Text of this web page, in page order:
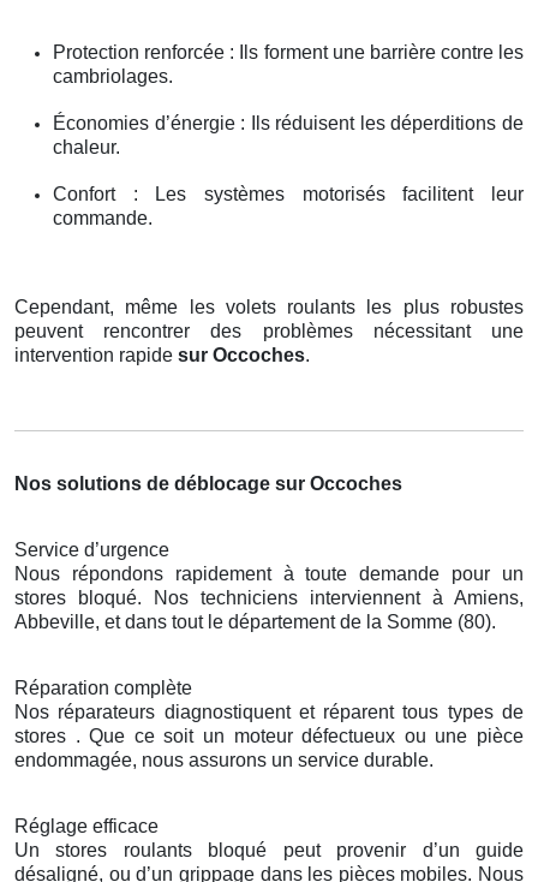
Protection renforcée : Ils forment une barrière contre les
cambriolages.
Économies d’énergie : Ils réduisent les déperditions de
chaleur.
Confort : Les systèmes motorisés facilitent leur
commande.
Cependant, même les volets roulants les plus robustes
peuvent rencontrer des problèmes nécessitant une
intervention rapide sur Occoches.
Nos solutions de déblocage sur Occoches
Service d’urgence
Nous répondons rapidement à toute demande pour un
stores bloqué. Nos techniciens interviennent à Amiens,
Abbeville, et dans tout le département de la Somme (80).
Réparation complète
Nos réparateurs diagnostiquent et réparent tous types de
stores . Que ce soit un moteur défectueux ou une pièce
endommagée, nous assurons un service durable.
Réglage efficace
Un stores roulants bloqué peut provenir d’un guide
désaligné, ou d’un grippage dans les pièces mobiles. Nous